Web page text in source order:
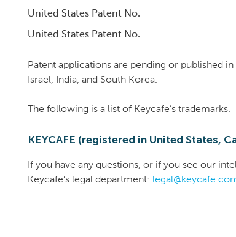
United States Patent No.
United States Patent No.
Patent applications are pending or published
Israel, India, and South Korea.
The following is a list of Keycafe’s trademarks.
KEYCAFE (registered in United States,
If you have any questions, or if you see our
Keycafe’s legal department: